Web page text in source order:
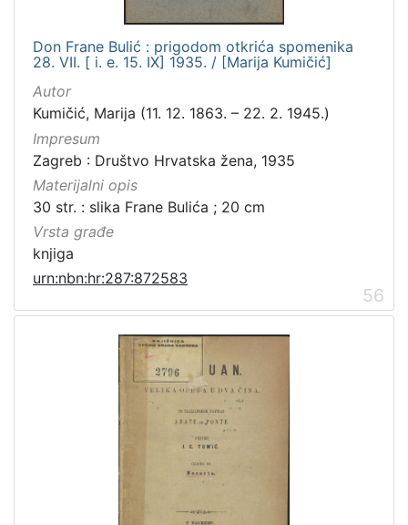
Don Frane Bulić : prigodom otkrića spomenika
28. VII. [ i. e. 15. IX] 1935. / [Marija Kumičić]
Autor
Kumičić, Marija (11. 12. 1863. – 22. 2. 1945.)
Impresum
Zagreb : Društvo Hrvatska žena, 1935
Materijalni opis
30 str. : slika Frane Bulića ; 20 cm
Vrsta građe
knjiga
urn:nbn:hr:287:872583
56